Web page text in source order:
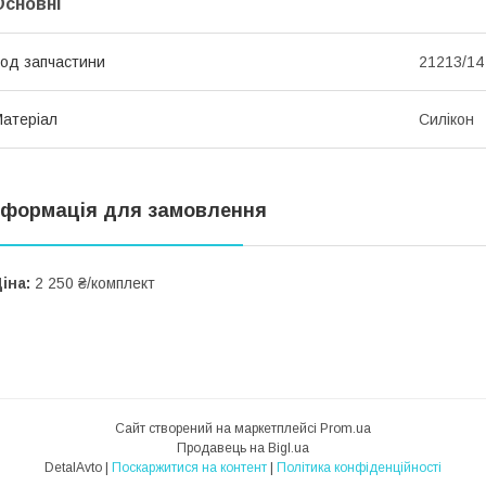
запчастини 21213/
Силікон
для замовлення
2 250 ₴/комплект
Сайт створений на маркетплейсі Prom.ua
Продавець на Bigl.ua
DetalAvto | Поскаржитися на контент | Політика конфіденційності